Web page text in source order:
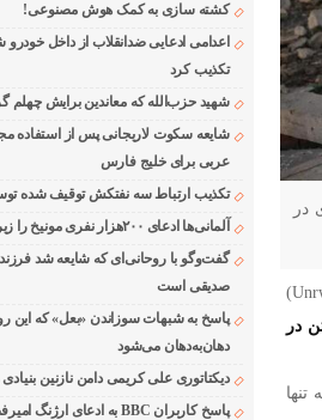
در
آژانس آوارگان فلسطینی سازمان ملل (Unrwa)
در
کشته سازی به کمک هوش مصنوعی!
اعدامی ادعایی ضدانقلاب از داخل خودرو
تکذیب کرد
شهید حزب‌الله که معاندین برایش چهلم
شایعه سکوت لاریجانی پس از استفاده
عربی برای خلیج فارس
تکذیب ارتباط سه نفتکش توقیف شده
آلمانی‌ها ادعای ۲۰۰هزار نفری مونیخ را زیر سوال بردند
گفت‌وگو با روحانی‌ای که شایعه شد
صدیقی است
پاسخ به شبهات سوزاندن «بعل» که این
دهان‌به‌دهان می‌شود
دیکتاتوری علی کریمی دامن نازنین
پاسخ کاربران BBC به ادعای ارژنگ امیرفضلی